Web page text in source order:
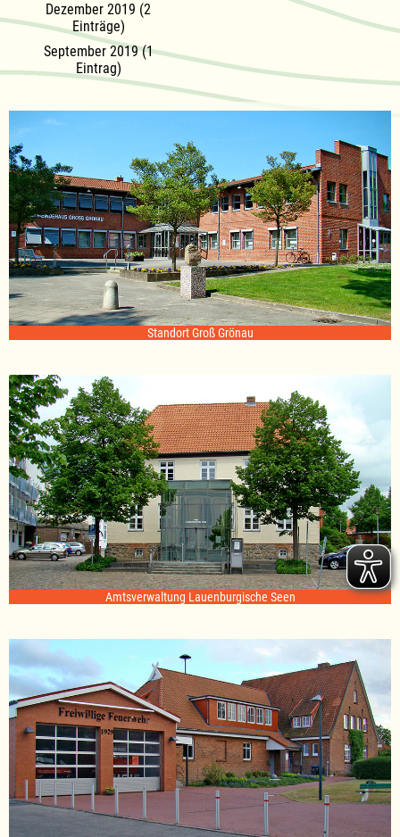
Dezember 2019 (2
Einträge)
September 2019 (1
Eintrag)
Standort Groß Grönau
Amtsverwaltung Lauenburgische Seen